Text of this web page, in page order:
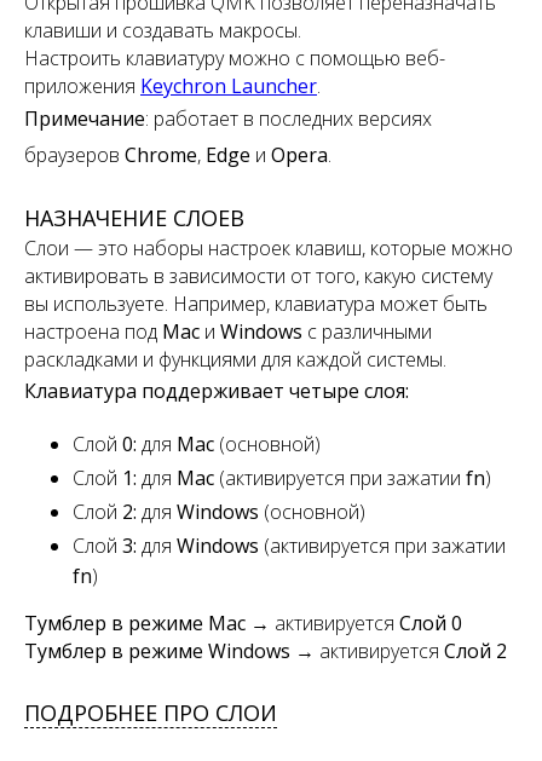
клавиши и создавать макросы.
Настроить клавиатуру можно с помощью веб-
приложения Keychron Launcher.
Примечание: работает в последних версиях
браузеров Chrome, Edge и Opera.
НАЗНАЧЕНИЕ СЛОЕВ
Слои — это наборы настроек клавиш, которые можно
активировать в зависимости от того, какую систему
вы используете. Например, клавиатура может быть
настроена под Mac и Windows с различными
раскладками и функциями для каждой системы.
Клавиатура поддерживает четыре слоя:
Слой 0: для Mac (основной)
Слой 1: для Mac (активируется при зажатии fn)
Слой 2: для Windows (основной)
Слой 3: для Windows (активируется при зажатии
fn)
Тумблер в режиме Mac → активируется Слой 0
Тумблер в режиме Windows → активируется Слой 2
ПОДРОБНЕЕ ПРО СЛОИ